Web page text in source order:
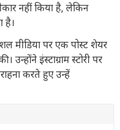
नहीं किया है, लेकिन
है।
मीडिया पर एक पोस्ट शेयर
उन्होंने इंस्टाग्राम स्टोरी पर
करते हुए उन्हें